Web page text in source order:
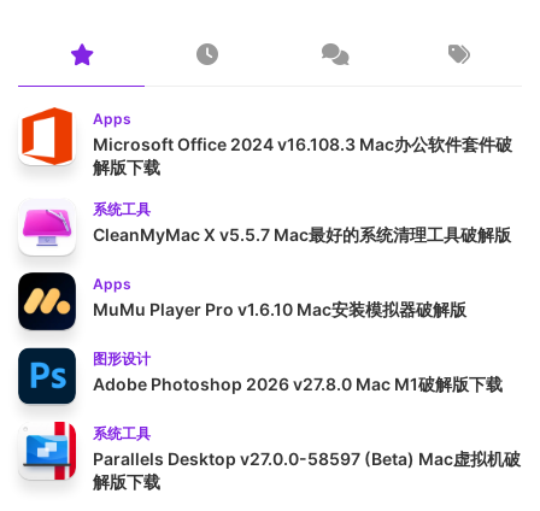
Apps
Microsoft Office 2024 v16.108.3 Mac办公软件套件破
解版下载
系统工具
CleanMyMac X v5.5.7 Mac最好的系统清理工具破解版
Apps
MuMu Player Pro v1.6.10 Mac安装模拟器破解版
图形设计
Adobe Photoshop 2026 v27.8.0 Mac M1破解版下载
系统工具
Parallels Desktop v27.0.0-58597 (Beta) Mac虚拟机破
解版下载